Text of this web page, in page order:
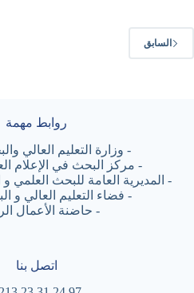
السابق
روابط مهمة
- وزارة التعليم العالي
- مركز البحث في الإعلام
- المديرية العامة للبحث العلمي
- فضاء التعليم العالي و
- حاضنة الأعمال
اتصل بنا